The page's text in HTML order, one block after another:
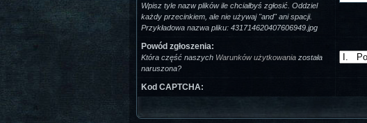
Wpisz tyle nazw plików ile chciałbyś zgłosić. Oddziel
każdy przecinkiem, ale nie używaj "and" ani spacji.
Przykładowa nazwa pliku: 431714620407606949.jpg
Powód zgłoszenia:
Która część naszych Warunków użytkowania została
naruszona?
Kod CAPTCHA: